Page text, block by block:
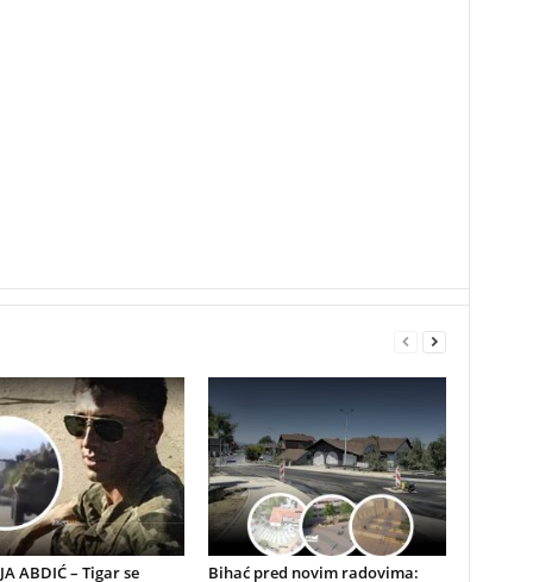
ABDIĆ – Tigar se Bihać pred novim radovima: